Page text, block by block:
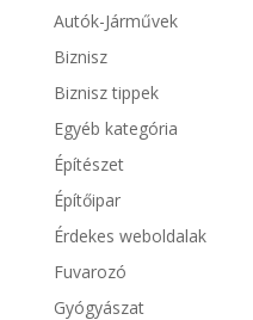
Autók-Járművek
Biznisz
Biznisz tippek
Egyéb kategória
Építészet
Építőipar
Érdekes weboldalak
Fuvarozó
Gyógyászat